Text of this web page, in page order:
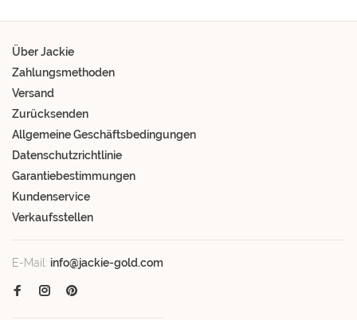
Über Jackie
Zahlungsmethoden
Versand
Zurücksenden
Allgemeine Geschäftsbedingungen
Datenschutzrichtlinie
Garantiebestimmungen
Kundenservice
Verkaufsstellen
E-Mail: info@jackie-gold.com